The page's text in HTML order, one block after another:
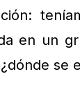
en un
se